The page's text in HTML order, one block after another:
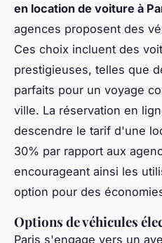
en location de voiture à
agences proposent des
Ces choix incluent des
prestigieuses, telles que
parfaits pour un voyage
ville. La réservation en
descendre le tarif d'une
30% par rapport aux
encourageant ainsi les
option pour des
Options de véhicules
Paris s'engage vers un